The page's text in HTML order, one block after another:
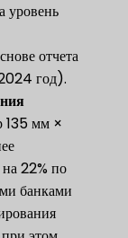
уровень
отчета
год).
135 мм ×
на 22% по
банками